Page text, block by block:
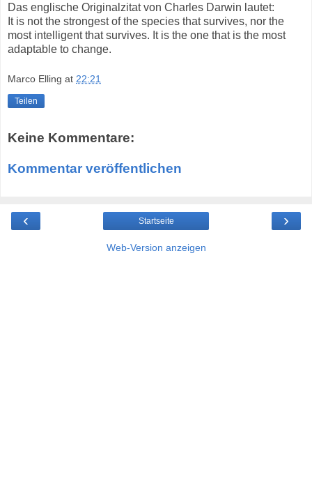
Das englische Originalzitat von Charles Darwin lautet:
It is not the strongest of the species that survives, nor the
most intelligent that survives. It is the one that is the most
adaptable to change.
Marco Elling at 22:21
Teilen
Keine Kommentare:
Kommentar veröffentlichen
‹ ›
Startseite
Web-Version anzeigen